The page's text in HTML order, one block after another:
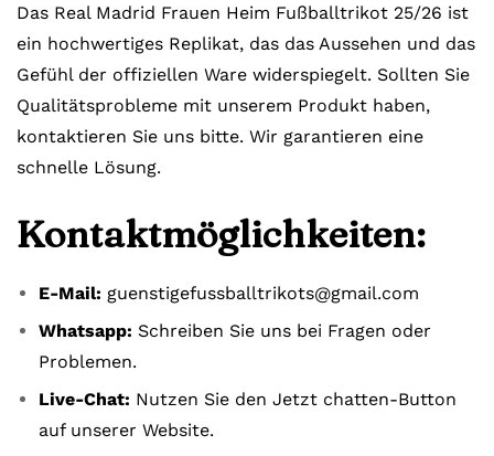
Das Real Madrid Frauen Heim Fußballtrikot 25/26 ist
ein hochwertiges Replikat, das das Aussehen und das
Gefühl der offiziellen Ware widerspiegelt. Sollten Sie
Qualitätsprobleme mit unserem Produkt haben,
kontaktieren Sie uns bitte. Wir garantieren eine
schnelle Lösung.
Kontaktmöglichkeiten:
E-Mail: guenstigefussballtrikots@gmail.com
Whatsapp: Schreiben Sie uns bei Fragen oder
Problemen.
Live-Chat: Nutzen Sie den Jetzt chatten-Button
auf unserer Website.